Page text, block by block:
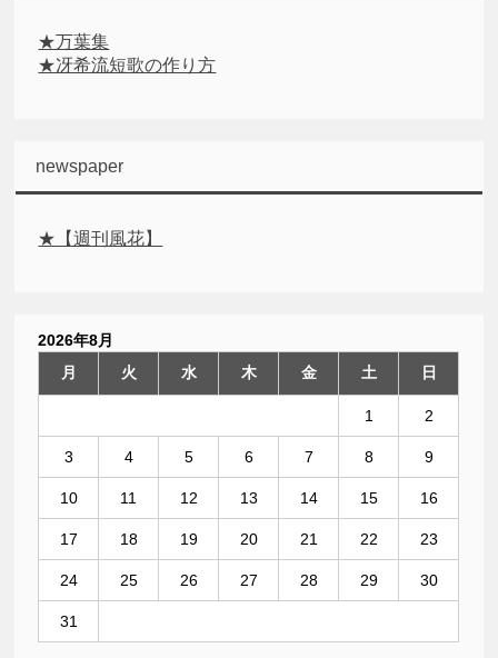
★万葉集
★冴希流短歌の作り方
newspaper
★【週刊風花】
2026年8月
月
火 水 木 金 土 日
1 2
3 4 5 6 7 8 9
10 11 12 13 14 15 16
17 18 19 20 21 22 23
24 25 26 27 28 29 30
31